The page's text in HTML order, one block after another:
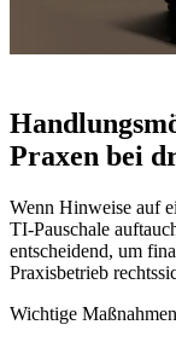
Praxen bei
Wenn Hinweise auf
TI-Pauschale
entscheidend, um
Praxisbetrieb
Wichtige